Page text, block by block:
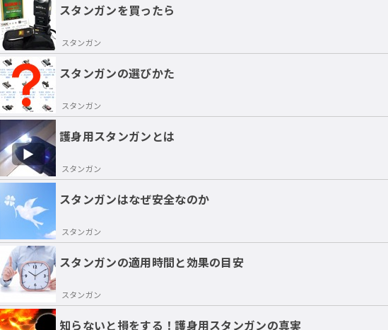
スタンガンを買ったら
スタンガン
スタンガンの選びかた
スタンガン
護身用スタンガンとは
スタンガン
スタンガンはなぜ安全なのか
スタンガン
スタンガンの適用時間と効果の目安
スタンガン
知らないと損をする！護身用スタンガンの真実